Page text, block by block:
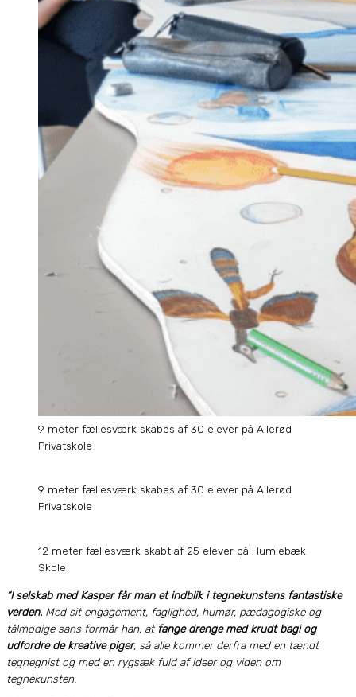
9 meter fællesværk skabes af 30 elever på Allerød
Privatskole
9 meter fællesværk skabes af 30 elever på Allerød
Privatskole
12 meter fællesværk skabt af 25 elever på Humlebæk
Skole
“I selskab med Kasper får man et indblik i tegnekunstens fantastiske
verden. Med sit engagement, faglighed, humør, pædagogiske og
tålmodige sans formår han, at fange drenge med krudt bagi og
udfordre de kreative piger, så alle kommer derfra med en tændt
tegnegnist og med en rygsæk fuld af ideer og viden om
tegnekunsten.